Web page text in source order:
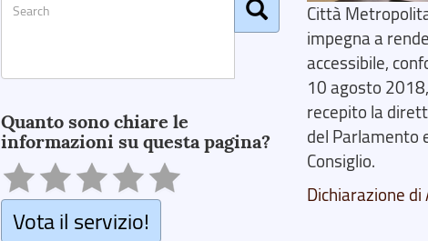
Quanto sono chiare le
informazioni su questa pagina?
Vota il servizio!
Città
impegna a
accessibile,
10 agosto
recepito la
del Parlamento
Consiglio.
Dichiarazione di